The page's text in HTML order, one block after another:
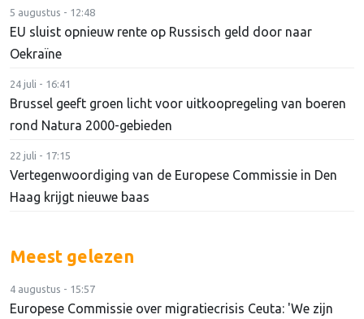
5 augustus - 12:48
EU sluist opnieuw rente op Russisch geld door naar
Oekraïne
24 juli - 16:41
Brussel geeft groen licht voor uitkoopregeling van boeren
rond Natura 2000-gebieden
22 juli - 17:15
Vertegenwoordiging van de Europese Commissie in Den
Haag krijgt nieuwe baas
Meest gelezen
4 augustus - 15:57
Europese Commissie over migratiecrisis Ceuta: 'We zijn